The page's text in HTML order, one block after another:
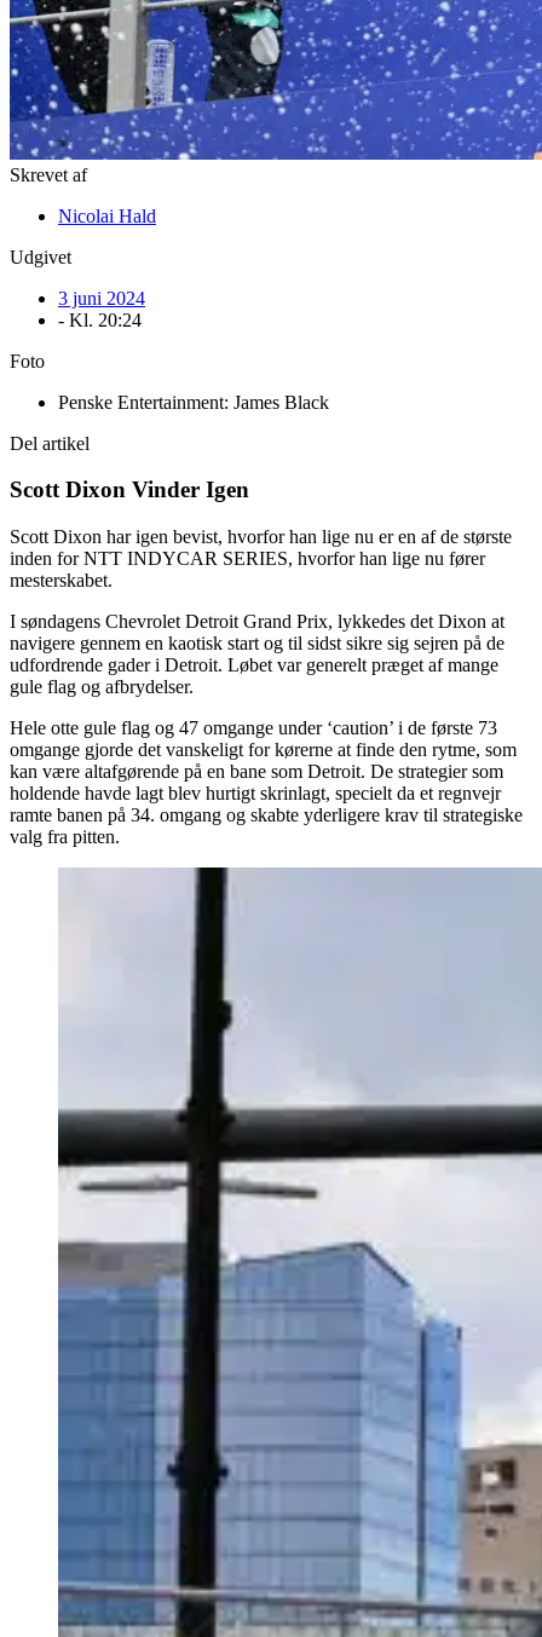
Skrevet af
Nicolai Hald
Udgivet
3 juni 2024
- Kl. 20:24
Foto
Penske Entertainment: James Black
Del artikel
Scott Dixon Vinder Igen
Scott Dixon har igen bevist, hvorfor han lige nu er en af de største
inden for NTT INDYCAR SERIES, hvorfor han lige nu fører
mesterskabet.
I søndagens Chevrolet Detroit Grand Prix, lykkedes det Dixon at
navigere gennem en kaotisk start og til sidst sikre sig sejren på de
udfordrende gader i Detroit. Løbet var generelt præget af mange
gule flag og afbrydelser.
Hele otte gule flag og 47 omgange under ‘caution’ i de første 73
omgange gjorde det vanskeligt for kørerne at finde den rytme, som
kan være altafgørende på en bane som Detroit. De strategier som
holdende havde lagt blev hurtigt skrinlagt, specielt da et regnvejr
ramte banen på 34. omgang og skabte yderligere krav til strategiske
valg fra pitten.